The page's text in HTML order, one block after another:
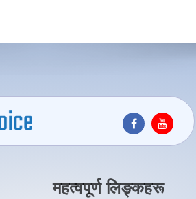
महत्वपूर्ण लिङ्कहरू